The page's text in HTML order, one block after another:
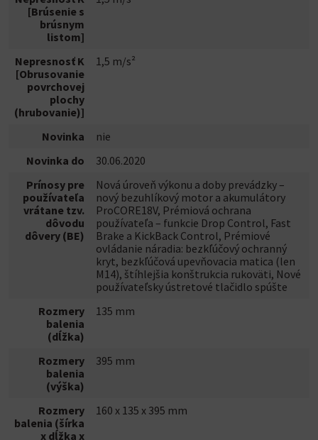
[Brúsenie s
brúsnym
listom]
Nepresnosť K
[Obrusovanie
povrchovej
plochy
(hrubovanie)]
1,5 m/s²
Novinka
nie
Novinka do
30.06.2020
Prínosy pre
používateľa
vrátane tzv.
dôvodu
dôvery (BE)
Nová úroveň výkonu a doby prevádzky –
nový bezuhlíkový motor a akumulátory
ProCORE18V, Prémiová ochrana
používateľa – funkcie Drop Control, Fast
Brake a KickBack Control, Prémiové
ovládanie náradia: bezkľúčový ochranný
kryt, bezkľúčová upevňovacia matica (len
M14), štíhlejšia konštrukcia rukoväti, Nové
používateľsky ústretové tlačidlo spúšte
Rozmery
balenia
(dĺžka)
135 mm
Rozmery
balenia
(výška)
395 mm
Rozmery
balenia (šírka
x dĺžka x
160 x 135 x 395 mm